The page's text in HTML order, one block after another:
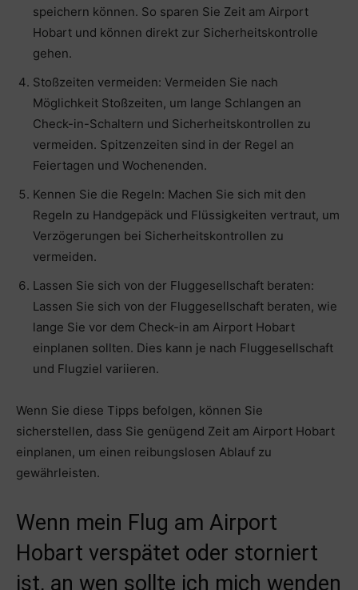
speichern können. So sparen Sie Zeit am Airport
Hobart und können direkt zur Sicherheitskontrolle
gehen.
Stoßzeiten vermeiden: Vermeiden Sie nach
Möglichkeit Stoßzeiten, um lange Schlangen an
Check-in-Schaltern und Sicherheitskontrollen zu
vermeiden. Spitzenzeiten sind in der Regel an
Feiertagen und Wochenenden.
Kennen Sie die Regeln: Machen Sie sich mit den
Regeln zu Handgepäck und Flüssigkeiten vertraut, um
Verzögerungen bei Sicherheitskontrollen zu
vermeiden.
Lassen Sie sich von der Fluggesellschaft beraten:
Lassen Sie sich von der Fluggesellschaft beraten, wie
lange Sie vor dem Check-in am Airport Hobart
einplanen sollten. Dies kann je nach Fluggesellschaft
und Flugziel variieren.
Wenn Sie diese Tipps befolgen, können Sie
sicherstellen, dass Sie genügend Zeit am Airport Hobart
einplanen, um einen reibungslosen Ablauf zu
gewährleisten.
Wenn mein Flug am Airport
Hobart verspätet oder storniert
ist, an wen sollte ich mich wenden